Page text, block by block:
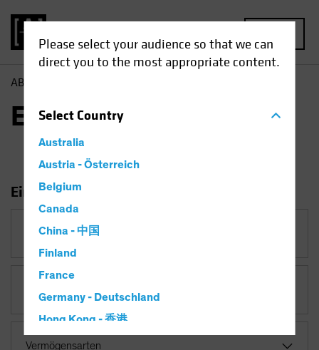
Please select your audience so that we can
direct you to the most appropriate content.
SelectCountry
Australia
Austria - Österreich
Belgium
Canada
China - 中国
Finland
France
Germany - Deutschland
Hong Kong - 香港
Hungary
AB
Einblicke
Einblicke filtern
Kategorie
Thema
Währung
Vermögensarten